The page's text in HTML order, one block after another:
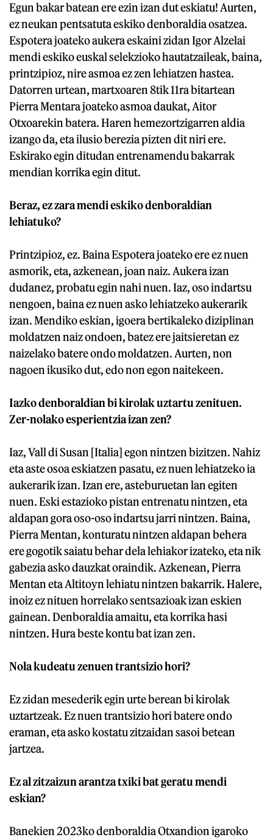
Egun bakar batean ere ezin izan dut eskiatu! Aurten,
ez neukan pentsatuta eskiko denboraldia osatzea.
Espotera joateko aukera eskaini zidan Igor Alzelai
mendi eskiko euskal selekzioko hautatzaileak, baina,
printzipioz, nire asmoa ez zen lehiatzen hastea.
Datorren urtean, martxoaren 8tik 11ra bitartean
Pierra Mentara joateko asmoa daukat, Aitor
Otxoarekin batera. Haren hemezortzigarren aldia
izango da, eta ilusio berezia pizten dit niri ere.
Eskirako egin ditudan entrenamendu bakarrak
mendian korrika egin ditut.
Beraz, ez zara mendi eskiko denboraldian
lehiatuko?
Printzipioz, ez. Baina Espotera joateko ere ez nuen
asmorik, eta, azkenean, joan naiz. Aukera izan
dudanez, probatu egin nahi nuen. Iaz, oso indartsu
nengoen, baina ez nuen asko lehiatzeko aukerarik
izan. Mendiko eskian, igoera bertikaleko diziplinan
moldatzen naiz ondoen, batez ere jaitsieretan ez
naizelako batere ondo moldatzen. Aurten, non
nagoen ikusiko dut, edo non egon naitekeen.
Iazko denboraldian bi kirolak uztartu zenituen.
Zer-nolako esperientzia izan zen?
Iaz, Vall di Susan [Italia] egon nintzen bizitzen. Nahiz
eta aste osoa eskiatzen pasatu, ez nuen lehiatzeko ia
aukerarik izan. Izan ere, asteburuetan lan egiten
nuen. Eski estazioko pistan entrenatu nintzen, eta
aldapan gora oso-oso indartsu jarri nintzen. Baina,
Pierra Mentan, konturatu nintzen aldapan behera
ere gogotik saiatu behar dela lehiakor izateko, eta nik
gabezia asko dauzkat oraindik. Azkenean, Pierra
Mentan eta Altitoyn lehiatu nintzen bakarrik. Halere,
inoiz ez nituen horrelako sentsazioak izan eskien
gainean. Denboraldia amaitu, eta korrika hasi
nintzen. Hura beste kontu bat izan zen.
Nola kudeatu zenuen trantsizio hori?
Ez zidan mesederik egin urte berean bi kirolak
uztartzeak. Ez nuen trantsizio hori batere ondo
eraman, eta asko kostatu zitzaidan sasoi betean
jartzea.
Ez al zitzaizun arantza txiki bat geratu mendi
eskian?
Banekien 2023ko denboraldia Otxandion igaroko